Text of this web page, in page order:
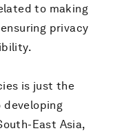
to making
privacy
is just the
East Asia,